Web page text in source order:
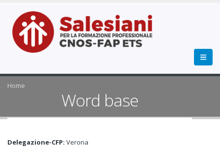
Home
Word base
Delegazione-CFP: Verona